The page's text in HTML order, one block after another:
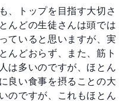
、トップを目指す大切さ
んどの生徒さんは頭では
ていると思いますが、実
んどおらず、また、筋ト
は多いのですが、ほとん
良い食事を摂ることの大
のですが、これもほとん